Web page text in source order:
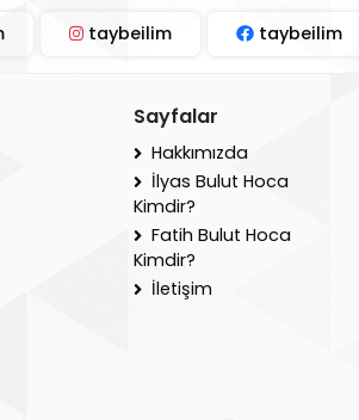
taybeilim taybeilim
Sayfalar
Hakkımızda
İlyas Bulut Hoca
Kimdir?
Fatih Bulut Hoca
Kimdir?
İletişim